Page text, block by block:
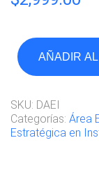
AÑADIR
SKU: DAEI
Categorías: Área
Estratégica en